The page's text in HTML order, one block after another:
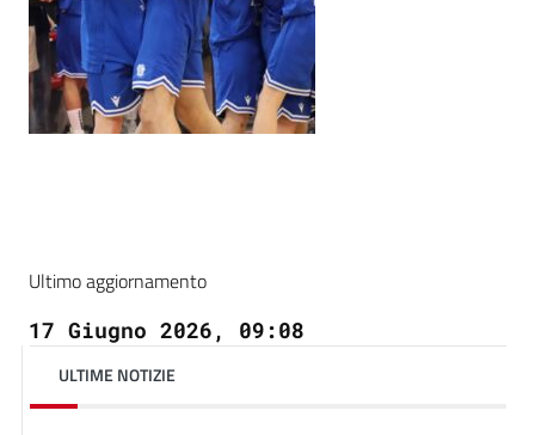
Ultimo aggiornamento
17 Giugno 2026, 09:08
ULTIME NOTIZIE